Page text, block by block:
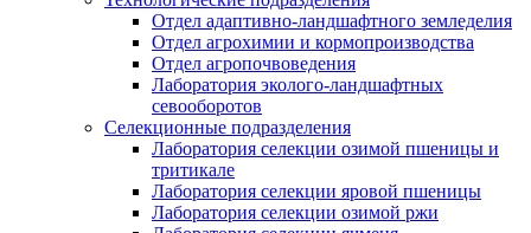
Отдел адаптивно-ландшафтного земледелия
Отдел агрохимии и кормопроизводства
Отдел агропочвоведения
Лаборатория эколого-ландшафтных
севооборотов
Селекционные подразделения
Лаборатория селекции озимой пшеницы и
тритикале
Лаборатория селекции яровой пшеницы
Лаборатория селекции озимой ржи